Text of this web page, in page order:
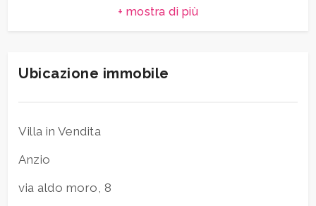
Cucina
Trasporti Pubblici
Scuole Superiori
Bar
Ubicazione immobile
Villa in Vendita
Anzio
via aldo moro, 8
Nuova costruzione
Lusso